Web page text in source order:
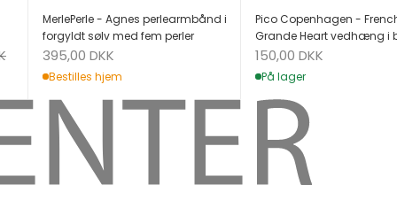
MerlePerle - Agnes perlearmbånd i
forgyldt sølv med fem perler
Salgspris
395,00 DKK
Bestilles hjem
Pico Copenhagen -
Grande Heart vedhæng i
Salgspris
150,00 DKK
På lager